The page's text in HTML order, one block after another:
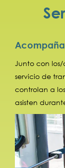
Junto con
servicio de
controlan a
asisten